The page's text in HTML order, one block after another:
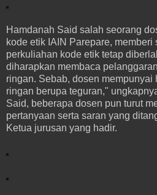
Hamdanah Said salah seorang
kode etik IAIN Parepare,
perkuliahan kode etik tetap
diharapkan membaca
ringan. Sebab, dosen mempunyai
ringan berupa teguran,"
Said, beberapa dosen pun turut
pertanyaan serta saran yang
Ketua jurusan yang hadir.